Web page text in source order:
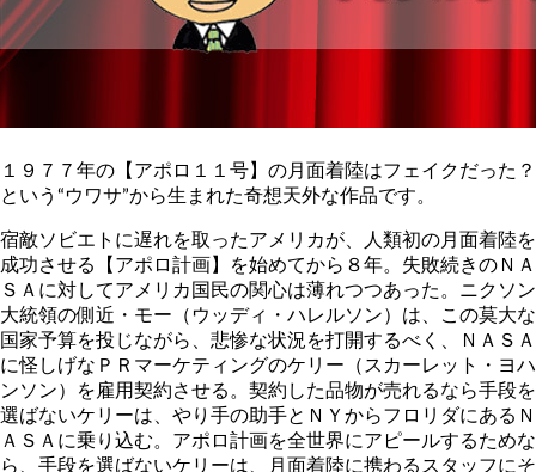
１９７７年の【アポロ１１号】の月面着陸はフェイクだった？
という“ウワサ”から生まれた奇想天外な作品です。
宿敵ソビエトに遅れを取ったアメリカが、人類初の月面着陸を
成功させる【アポロ計画】を始めてから８年。失敗続きのＮＡ
ＳＡに対してアメリカ国民の関心は薄れつつあった。ニクソン
大統領の側近・モー（ウッディ・ハレルソン）は、この莫大な
国家予算を投じながら、悲惨な状況を打開するべく、ＮＡＳＡ
に怪しげなＰＲマーケティングのケリー（スカーレット・ヨハ
ンソン）を雇用契約させる。契約した品物が売れるなら手段を
選ばないケリーは、やり手の助手とＮＹからフロリダにあるＮ
ＡＳＡに乗り込む。アポロ計画を全世界にアピールするためな
ら、手段を選ばないケリーは、月面着陸に携わるスタッフにそ